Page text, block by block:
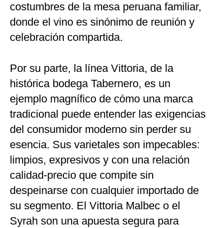
costumbres de la mesa peruana familiar,
donde el vino es sinónimo de reunión y
celebración compartida.
Por su parte, la línea Vittoria, de la
histórica bodega Tabernero, es un
ejemplo magnífico de cómo una marca
tradicional puede entender las exigencias
del consumidor moderno sin perder su
esencia. Sus varietales son impecables:
limpios, expresivos y con una relación
calidad-precio que compite sin
despeinarse con cualquier importado de
su segmento. El Vittoria Malbec o el
Syrah son una apuesta segura para